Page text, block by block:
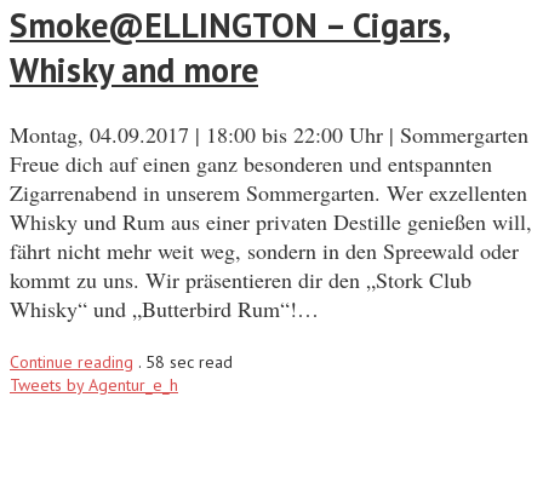
Smoke@ELLINGTON – Cigars,
Whisky and more
Montag, 04.09.2017 | 18:00 bis 22:00 Uhr | Sommergarten
Freue dich auf einen ganz besonderen und entspannten
Zigarrenabend in unserem Sommergarten. Wer exzellenten
Whisky und Rum aus einer privaten Destille genießen will,
fährt nicht mehr weit weg, sondern in den Spreewald oder
kommt zu uns. Wir präsentieren dir den „Stork Club
Whisky“ und „Butterbird Rum“!…
Continue reading . 58 sec read
Tweets by Agentur_e_h